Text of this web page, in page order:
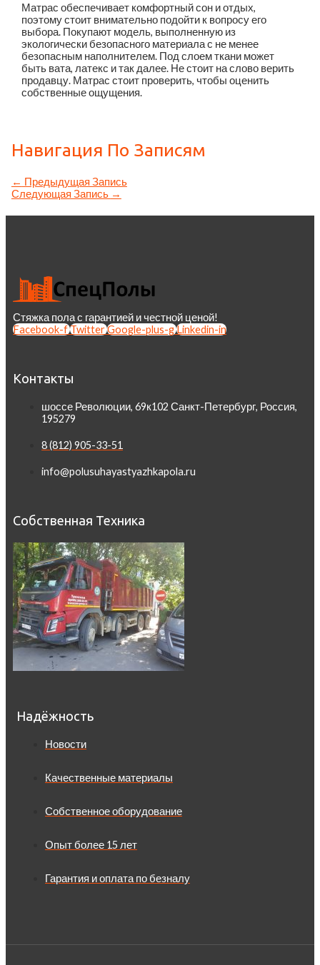
Матрас обеспечивает комфортный сон и отдых,
поэтому стоит внимательно подойти к вопросу его
выбора. Покупают модель, выполненную из
экологически безопасного материала с не менее
безопасным наполнителем. Под слоем ткани может
быть вата, латекс и так далее. Не стоит на слово верить
продавцу. Матрас стоит проверить, чтобы оценить
собственные ощущения.
Навигация По Записям
← Предыдущая Запись
Следующая Запись →
Стяжка пола с гарантией и честной ценой!
Facebook-fTwitterGoogle-plus-gLinkedin-in
Контакты
шоссе Революции, 69к102 Санкт-Петербург, Россия,
195279
8 (812) 905-33-51
info@polusuhayastyazhkapola.ru
Собственная Техника
Надёжность
Новости
Качественные материалы
Собственное оборудование
Опыт более 15 лет
Гарантия и оплата по безналу